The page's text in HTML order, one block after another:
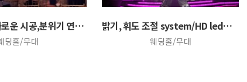
주변과의 조화로운 시공,분위기 연출 효과 극대
딩홀/무대
밝기, 휘도 조절 system/HD led스크린
웨딩홀/무대